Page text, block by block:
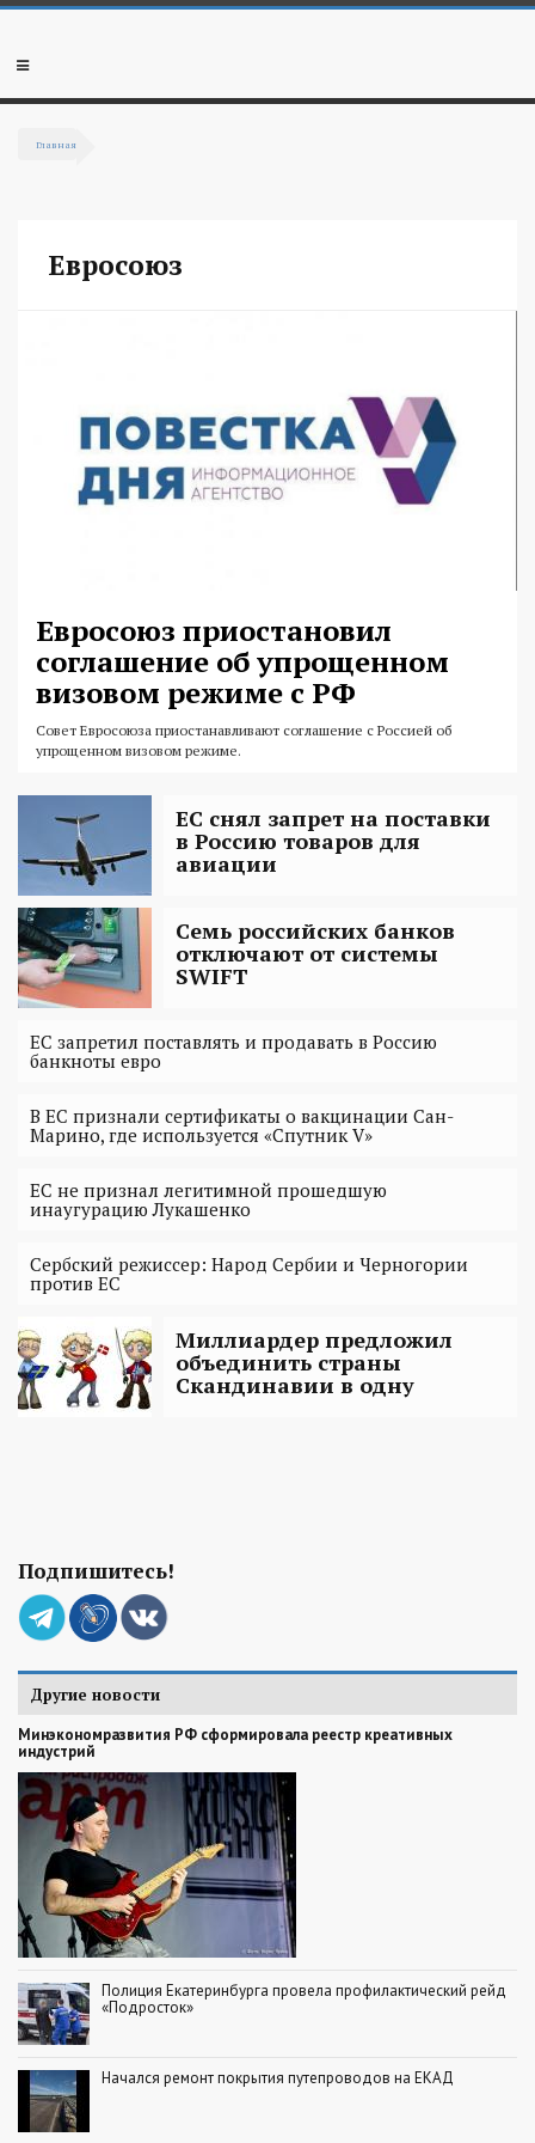
Перейти к основному содержанию
Мобильное
Главная
Евросоюз
Евросоюз приостановил
соглашение об упрощенном
визовом режиме с РФ
Совет Евросоюза приостанавливают соглашение с Россией об
упрощенном визовом режиме.
ЕС снял запрет на поставки
в Россию товаров для
авиации
Семь российских банков
отключают от системы
SWIFT
ЕС запретил поставлять и продавать в Россию
банкноты евро
В ЕС признали сертификаты о вакцинации Сан-
Марино, где используется «Спутник V»
ЕС не признал легитимной прошедшую
инаугурацию Лукашенко
Сербский режиссер: Народ Сербии и Черногории
против ЕС
Миллиардер предложил
объединить страны
Скандинавии в одну
Подпишитесь!
Другие новости
Минэкономразвития РФ сформировала реестр креативных
индустрий
Полиция Екатеринбурга провела профилактический рейд
«Подросток»
Начался ремонт покрытия путепроводов на ЕКАД